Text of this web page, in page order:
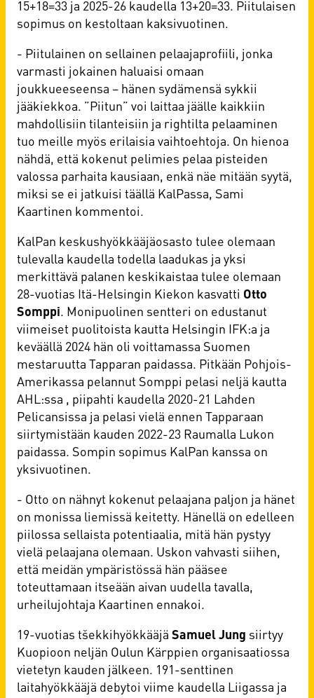
15+18=33 ja 2025-26 kaudella 13+20=33. Piitulaisen
sopimus on kestoltaan kaksivuotinen.
- Piitulainen on sellainen pelaajaprofiili, jonka
varmasti jokainen haluaisi omaan
joukkueeseensa – hänen sydämensä sykkii
jääkiekkoa. ”Piitun” voi laittaa jäälle kaikkiin
mahdollisiin tilanteisiin ja rightilta pelaaminen
tuo meille myös erilaisia vaihtoehtoja. On hienoa
nähdä, että kokenut pelimies pelaa pisteiden
valossa parhaita kausiaan, enkä näe mitään syytä,
miksi se ei jatkuisi täällä KalPassa, Sami
Kaartinen kommentoi.
KalPan keskushyökkääjäosasto tulee olemaan
tulevalla kaudella todella laadukas ja yksi
merkittävä palanen keskikaistaa tulee olemaan
28-vuotias Itä-Helsingin Kiekon kasvatti Otto
Somppi . Monipuolinen sentteri on edustanut
viimeiset puolitoista kautta Helsingin IFK:a ja
keväällä 2024 hän oli voittamassa Suomen
mestaruutta Tapparan paidassa. Pitkään Pohjois-
Amerikassa pelannut Somppi pelasi neljä kautta
AHL:ssa , piipahti kaudella 2020-21 Lahden
Pelicansissa ja pelasi vielä ennen Tapparaan
siirtymistään kauden 2022-23 Raumalla Lukon
paidassa. Sompin sopimus KalPan kanssa on
yksivuotinen.
- Otto on nähnyt kokenut pelaajana paljon ja hänet
on monissa liemissä keitetty. Hänellä on edelleen
piilossa sellaista potentiaalia, mitä hän pystyy
vielä pelaajana olemaan. Uskon vahvasti siihen,
että meidän ympäristössä hän pääsee
toteuttamaan itseään aivan uudella tavalla,
urheilujohtaja Kaartinen ennakoi.
19-vuotias tšekkihyökkääjä Samuel Jung siirtyy
Kuopioon neljän Oulun Kärppien organisaatiossa
vietetyn kauden jälkeen. 191-senttinen
laitahyökkääjä debytoi viime kaudella Liigassa ja